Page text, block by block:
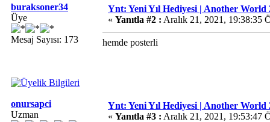
buraksoner34
Üye
Mesaj Sayısı: 173
Ynt: Yeni Yıl Hediyesi | Another World
« Yanıtla #2 : Aralık 21, 2021, 19:38:35
hemde posterli
onursapci
Uzman
Ynt: Yeni Yıl Hediyesi | Another World
« Yanıtla #3 : Aralık 21, 2021, 19:53:47